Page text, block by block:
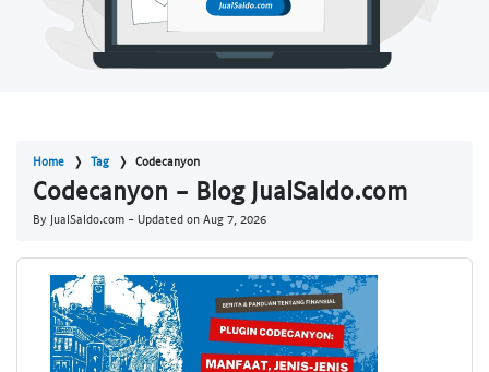
Home Tag Codecanyon
Codecanyon - Blog JualSaldo.com
By JualSaldo.com - Updated on Aug 7, 2026